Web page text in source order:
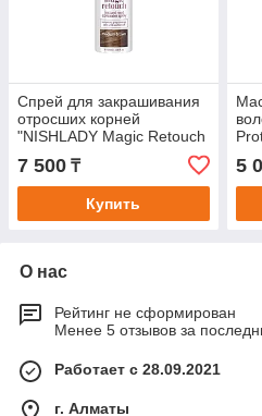
Спрей для закрашивания
отросших корней
"NISHLADY Magic Retouch
- Medium Brown".
7 500 ₸
Купить
5
О нас
Рейтинг не сформирован
Менее 5 отзывов за
Работает с 28.09.2021
г. Алматы